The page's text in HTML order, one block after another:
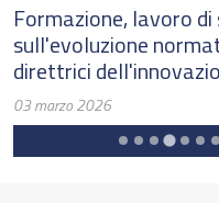
Formazione, lavoro
sull'evoluzione
direttrici
03 marzo 2026